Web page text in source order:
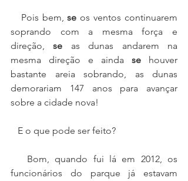
   Pois bem,
se os ventos continuarem
soprando com a mesma força e
direção, se as dunas andarem na
mesma direção e ainda se houver
bastante areia sobrando, as dunas
demorariam 147 anos para avançar
sobre a cidade nova!
   E o que pode ser feito?
funcionários do parque já estavam